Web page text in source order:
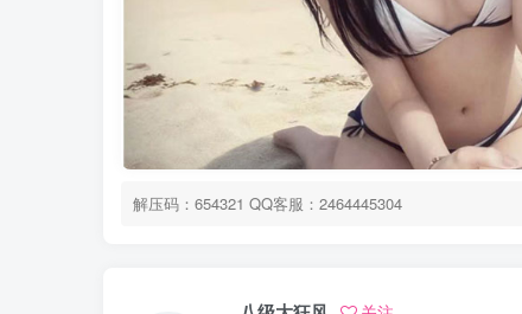
解压码：654321 QQ客服：2464445304